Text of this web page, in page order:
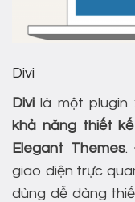
Divi
Divi là một plugin
khả năng thiết
Elegant Themes.
giao diện trực
dùng dễ dàng